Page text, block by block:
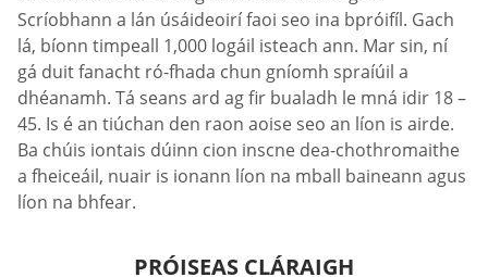
Scríobhann a lán úsáideoirí faoi seo ina bpróifíl. Gach
lá, bíonn timpeall 1,000 logáil isteach ann. Mar sin, ní
gá duit fanacht ró-fhada chun gníomh spraíúil a
dhéanamh. Tá seans ard ag fir bualadh le mná idir 18 –
45. Is é an tiúchan den raon aoise seo an líon is airde.
Ba chúis iontais dúinn cion inscne dea-chothromaithe
a fheiceáil, nuair is ionann líon na mball baineann agus
líon na bhfear.
PRÓISEAS CLÁRAIGH